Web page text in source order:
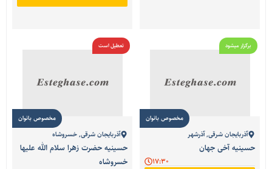
برگزار میشود
آذربایجان شرقی,آذرشهر
حسینیه آخی جهان
17:30
مخصوص بانوان
تعطیل است
آذربایجان شرقی,خسروشاه
حسینیه حضرت زهرا سلام الله علیها
خسروشاه
مخصوص بانوان